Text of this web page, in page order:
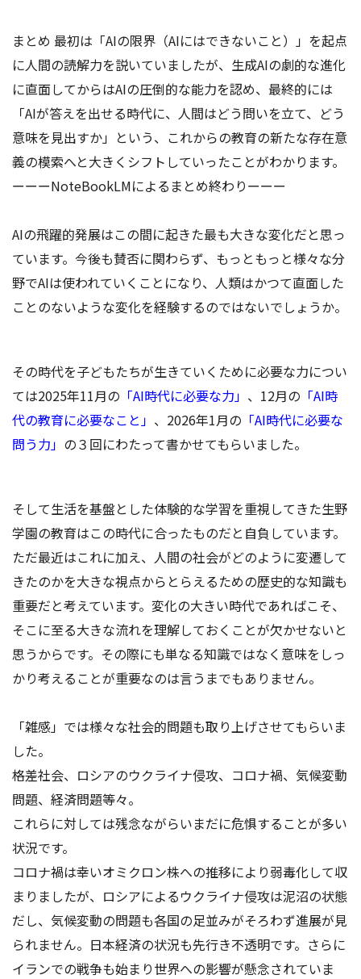
まとめ 最初は「AIの限界（AIにはできないこと）」を起点
に人間の読解力を説いていましたが、生成AIの劇的な進化
に直面してからはAIの圧倒的な能力を認め、最終的には
「AIが答えを出せる時代に、人間はどう問いを立て、どう
意味を見出すか」という、これからの教育の新たな存在意
義の模索へと大きくシフトしていったことがわかります。
ーーーNoteBookLMによるまとめ終わりーーー
AIの飛躍的発展はこの間に起きた最も大きな変化だと思っ
ています。今後も賛否に関わらず、もっともっと様々な分
野でAIは使われていくことになり、人類はかつて直面した
ことのないような変化を経験するのではないでしょうか。
その時代を子どもたちが生きていくために必要な力につい
ては2025年11月の 「AI時代に必要な力」 、12月の 「AI時
代の教育に必要なこと」 、2026年1月の 「AI時代に必要な
問う力」 の３回にわたって書かせてもらいました。
そして生活を基盤とした体験的な学習を重視してきた生野
学園の教育はこの時代に合ったものだと自負しています。
ただ最近はこれに加え、人間の社会がどのように変遷して
きたのかを大きな視点からとらえるための歴史的な知識も
重要だと考えています。変化の大きい時代であればこそ、
そこに至る大きな流れを理解しておくことが欠かせないと
思うからです。その際にも単なる知識ではなく意味をしっ
かり考えることが重要なのは言うまでもありません。
「雑感」では様々な社会的問題も取り上げさせてもらいま
した。
格差社会、ロシアのウクライナ侵攻、コロナ禍、気候変動
問題、経済問題等々。
これらに対しては残念ながらいまだに危惧することが多い
状況です。
コロナ禍は幸いオミクロン株への推移により弱毒化して収
まりましたが、ロシアによるウクライナ侵攻は泥沼の状態
だし、気候変動の問題も各国の足並みがそろわず進展が見
られません。日本経済の状況も先行き不透明です。さらに
イランでの戦争も始まり世界への影響が懸念されていま